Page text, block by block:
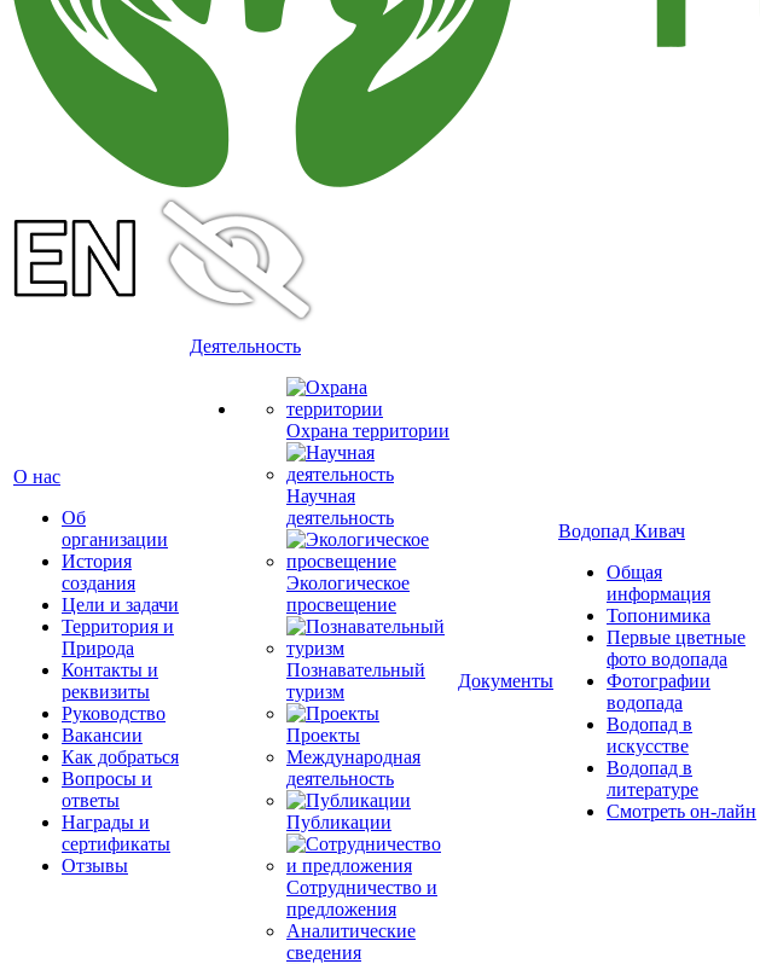
О нас
Об
организации
История
создания
Цели и задачи
Территория и
Природа
Контакты и
реквизиты
Руководство
Вакансии
Как добраться
Вопросы и
ответы
Награды и
сертификаты
Отзывы
Деятельность
Охрана территории
Научная
деятельность
Экологическое
просвещение
Познавательный
туризм
Проекты
Международная
деятельность
Публикации
Сотрудничество и
предложения
Аналитические
сведения
Документы
Водопад Кивач
Общая
информация
Топонимика
Первые цветные
фото водопада
Фотографии
водопада
Водопад в
искусстве
Водопад в
литературе
Смотреть он-лайн